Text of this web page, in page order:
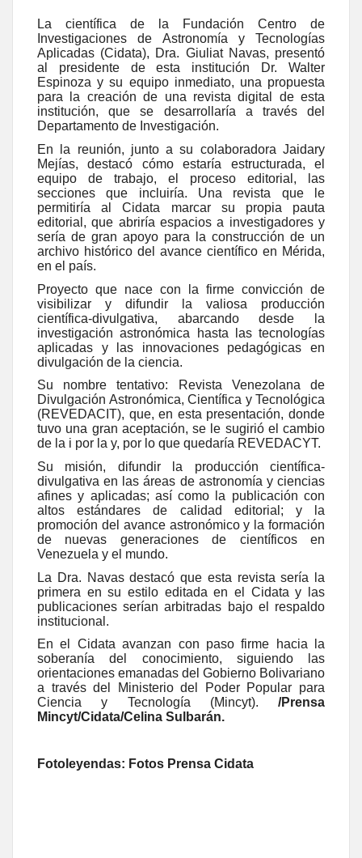
La científica de la Fundación Centro de
Investigaciones de Astronomía y Tecnologías
Aplicadas (Cidata), Dra. Giuliat Navas, presentó
al presidente de esta institución Dr. Walter
Espinoza y su equipo inmediato, una propuesta
para la creación de una revista digital de esta
institución, que se desarrollaría a través del
Departamento de Investigación.
En la reunión, junto a su colaboradora Jaidary
Mejías, destacó cómo estaría estructurada, el
equipo de trabajo, el proceso editorial, las
secciones que incluiría. Una revista que le
permitiría al Cidata marcar su propia pauta
editorial, que abriría espacios a investigadores y
sería de gran apoyo para la construcción de un
archivo histórico del avance científico en Mérida,
en el país.
Proyecto que nace con la firme convicción de
visibilizar y difundir la valiosa producción
científica-divulgativa, abarcando desde la
investigación astronómica hasta las tecnologías
aplicadas y las innovaciones pedagógicas en
divulgación de la ciencia.
Su nombre tentativo: Revista Venezolana de
Divulgación Astronómica, Científica y Tecnológica
(REVEDACIT), que, en esta presentación, donde
tuvo una gran aceptación, se le sugirió el cambio
de la i por la y, por lo que quedaría REVEDACYT.
Su misión, difundir la producción científica-
divulgativa en las áreas de astronomía y ciencias
afines y aplicadas; así como la publicación con
altos estándares de calidad editorial; y la
promoción del avance astronómico y la formación
de nuevas generaciones de científicos en
Venezuela y el mundo.
La Dra. Navas destacó que esta revista sería la
primera en su estilo editada en el Cidata y las
publicaciones serían arbitradas bajo el respaldo
institucional.
En el Cidata avanzan con paso firme hacia la
soberanía del conocimiento, siguiendo las
orientaciones emanadas del Gobierno Bolivariano
a través del Ministerio del Poder Popular para
Ciencia y Tecnología (Mincyt). /Prensa
Mincyt/Cidata/Celina Sulbarán.
Fotoleyendas: Fotos Prensa Cidata